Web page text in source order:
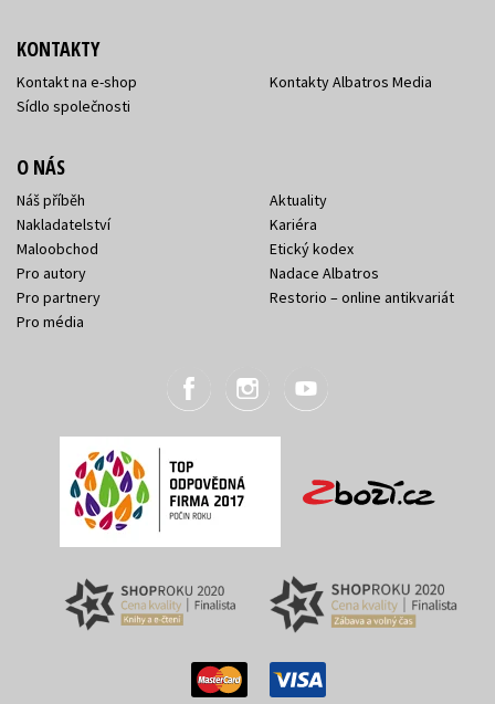
KONTAKTY
Kontakt na e-shop
Sídlo společnosti
Kontakty Albatros Media
O NÁS
Náš příběh
Nakladatelství
Maloobchod
Pro autory
Pro partnery
Pro média
Aktuality
Kariéra
Etický kodex
Nadace Albatros
Restorio – online antikvariát